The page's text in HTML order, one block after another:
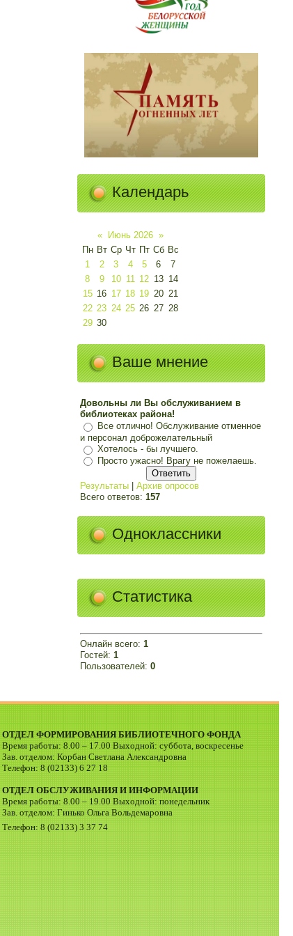
Календарь
« Июнь 2026 »
Пн Вт Ср Чт Пт Сб Вс
1
2 3 4 5 6
7
8
9 10 11 12 13 14
15 16 17 18 19 20 21
22 23 24 25 26 27 28
29 30
Ваше мнение
Довольны ли Вы обслуживанием в
библиотеках района!
Все отлично! Обслуживание отменное
и персонал доброжелательный
Хотелось - бы лучшего.
Просто ужасно! Врагу не пожелаешь.
Результаты| Архив опросов
Всего ответов: 157
Одноклассники
Статистика
Онлайн всего: 1
Гостей: 1
Пользователей: 0
ОТДЕЛ ФОРМИРОВАНИЯ БИБЛИОТЕЧНОГО ФОНДА
Время работы: 8.00 – 17.00 Выходной: суббота, воскресенье
Зав. отделом: Корбан Светлана Александровна
Телефон: 8 (02133) 6 27 18
ОТДЕЛ ОБСЛУЖИВАНИЯ И ИНФОРМАЦИИ
Время работы: 8.00 – 19.00 Выходной: понедельник
Зав. отделом: Гинько Ольга Вольдемаровна
Телефон: 8 (02133) 3 37 74